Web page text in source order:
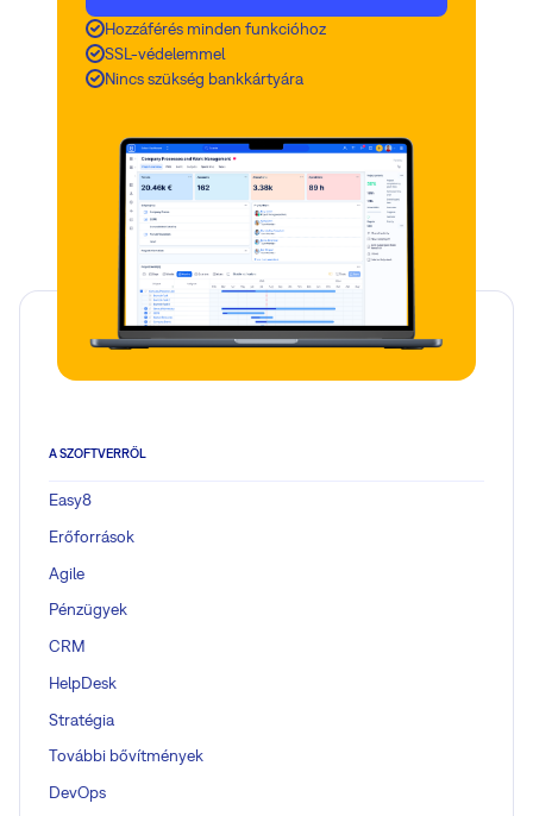
Hozzáférés minden funkcióhoz
SSL-védelemmel
Nincs szükség bankkártyára
A SZOFTVERRŐL
Easy8
Erőforrások
Agile
Pénzügyek
CRM
HelpDesk
Stratégia
További bővítmények
DevOps